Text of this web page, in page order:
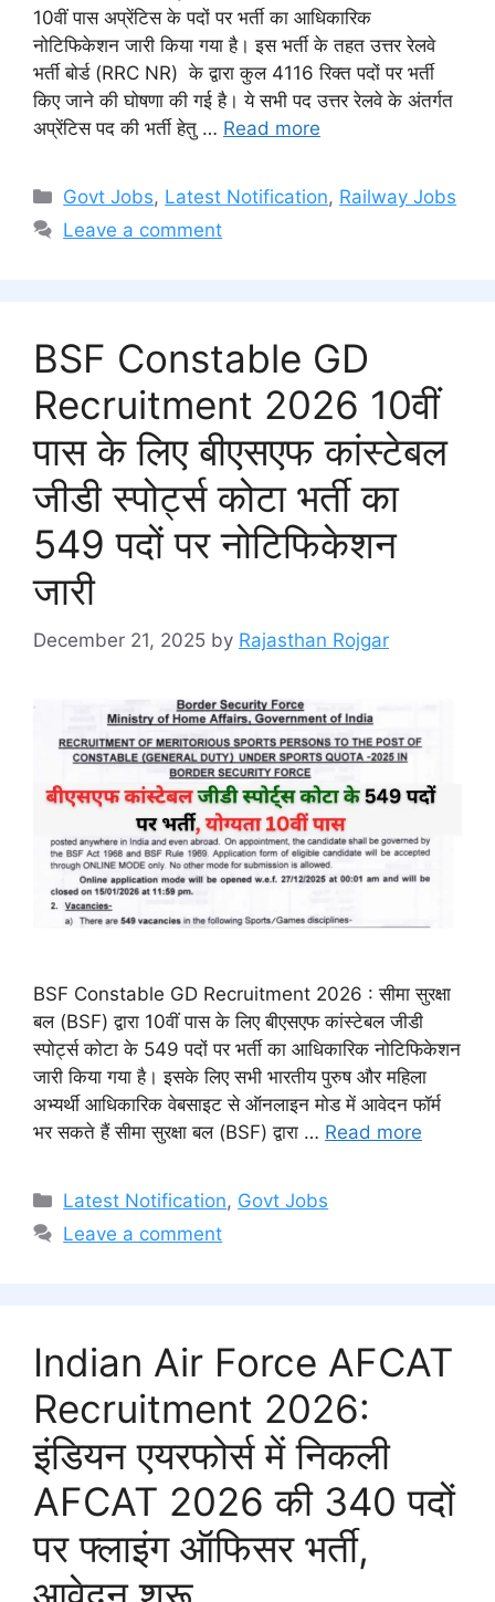
10वीं पास अप्रेंटिस के पदों पर भर्ती का आधिकारिक
नोटिफिकेशन जारी किया गया है। इस भर्ती के तहत उत्तर रेलवे
भर्ती बोर्ड (RRC NR) के द्वारा कुल 4116 रिक्त पदों पर भर्ती
किए जाने की घोषणा की गई है। ये सभी पद उत्तर रेलवे के अंतर्गत
अप्रेंटिस पद की भर्ती हेतु … Read more
Categories
Govt Jobs, Latest Notification, Railway Jobs
Leave a comment
BSF Constable GD
Recruitment 2026 10वीं
पास के लिए बीएसएफ कांस्टेबल
जीडी स्पोर्ट्स कोटा भर्ती का
549 पदों पर नोटिफिकेशन
जारी
December 21, 2025 by Rajasthan Rojgar
BSF Constable GD Recruitment 2026 : सीमा सुरक्षा
बल (BSF) द्वारा 10वीं पास के लिए बीएसएफ कांस्टेबल जीडी
स्पोर्ट्स कोटा के 549 पदों पर भर्ती का आधिकारिक नोटिफिकेशन
जारी किया गया है। इसके लिए सभी भारतीय पुरुष और महिला
अभ्यर्थी आधिकारिक वेबसाइट से ऑनलाइन मोड में आवेदन फॉर्म
भर सकते हैं सीमा सुरक्षा बल (BSF) द्वारा … Read more
Categories
Latest Notification, Govt Jobs
Leave a comment
Indian Air Force AFCAT
Recruitment 2026:
इंडियन एयरफोर्स में निकली
AFCAT 2026 की 340 पदों
पर फ्लाइंग ऑफिसर भर्ती,